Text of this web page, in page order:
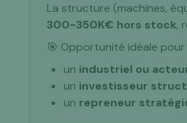
La structure (machines,
300-350K€ hors stock,
🎯 Opportunité idéale pour
un industriel ou
un investisseur
un repreneur